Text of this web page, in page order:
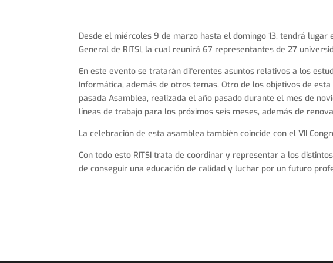
Desde el miércoles 9 de marzo hasta el domingo 13, tendrá
General de RITSI, la cual reunirá 67 representantes de 27
En este evento se tratarán diferentes asuntos relativos a los
Informática, además de otros temas. Otro de los objetivos de
pasada Asamblea, realizada el año pasado durante el mes de
líneas de trabajo para los próximos seis meses, además de
La celebración de esta asamblea también coincide con el VII
Con todo esto RITSI trata de coordinar y representar a los
de conseguir una educación de calidad y luchar por un futuro